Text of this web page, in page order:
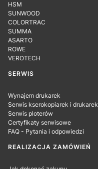
HSM
SUNWOOD
COLORTRAC
SUMMA
ASARTO
ROWE
VEROTECH
SERWIS
Wynajem drukarek
Serwis kserokopiarek i drukarek
Serwis ploterów
Certyfikaty serwisowe
FAQ - Pytania i odpowiedzi
REALIZACJA ZAMÓWIEŃ